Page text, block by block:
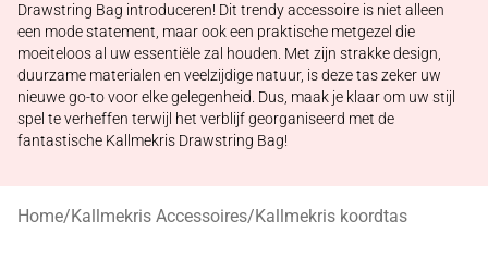
Drawstring Bag introduceren! Dit trendy accessoire is niet alleen
een mode statement, maar ook een praktische metgezel die
moeiteloos al uw essentiële zal houden. Met zijn strakke design,
duurzame materialen en veelzijdige natuur, is deze tas zeker uw
nieuwe go-to voor elke gelegenheid. Dus, maak je klaar om uw stijl
spel te verheffen terwijl het verblijf georganiseerd met de
fantastische Kallmekris Drawstring Bag!
Home/Kallmekris Accessoires/Kallmekris koordtas